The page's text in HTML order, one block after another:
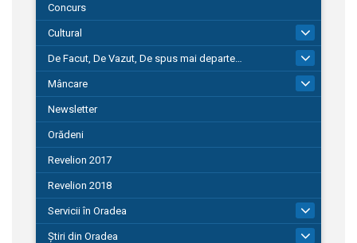
Concurs
Cultural
De Facut, De Vazut, De spus mai departe…
580
Mâncare
Newsletter
Orădeni
Revelion 2017
Revelion 2018
Servicii în Oradea
Știri din Oradea